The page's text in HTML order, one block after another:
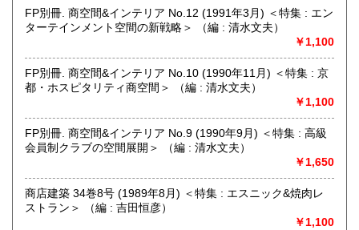
FP別冊. 商空間&インテリア No.12 (1991年3月) ＜特集 : エン
ターテインメント空間の新戦略＞ （編 : 清水文夫）
￥1,100
FP別冊. 商空間&インテリア No.10 (1990年11月) ＜特集 : 京
都・ホスピタリティ商空間＞ （編 : 清水文夫）
￥1,100
FP別冊. 商空間&インテリア No.9 (1990年9月) ＜特集 : 高級
会員制クラブの空間展開＞ （編 : 清水文夫）
￥1,650
商店建築 34巻8号 (1989年8月) ＜特集 : エスニック&焼肉レ
ストラン＞ （編 : 吉田恒彦）
￥1,100